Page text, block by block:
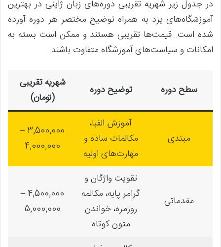
در جدول زیر شهریه تقریبی دوره‌های زبان ژاپنی در بهترین
آموزشگاه‌های یزد به همراه توضیح مختصر هر دوره آورده
شده است. قیمت‌ها تقریبی هستند و ممکن است بسته به
امکانات و سیاست‌های آموزشگاه متفاوت باشند.
سطح دوره توضیح دوره
شهریه تقریبی
(تومان)
مبتدی
آموزش الفبا،
مکالمات ساده و
مهارت‌های اولیه
3,500,000 –
4,000,000
مقدماتی
تقویت واژگان و
گرامر پایه، مکالمه
روزمره، خواندن
متون کوتاه
4,500,000 –
5,000,000